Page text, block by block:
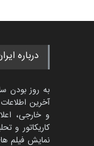
درباره
به روز بودن
آخرین
و خارجی،
کاریکاتور و
نمایش فیلم